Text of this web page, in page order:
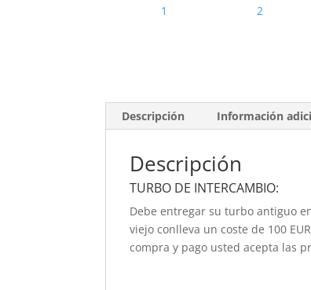
Descripción Información
Descripción
TURBO DE INTERCAMBIO:
Debe entregar su turbo antiguo
viejo conlleva un coste de 100
compra y pago usted acepta las